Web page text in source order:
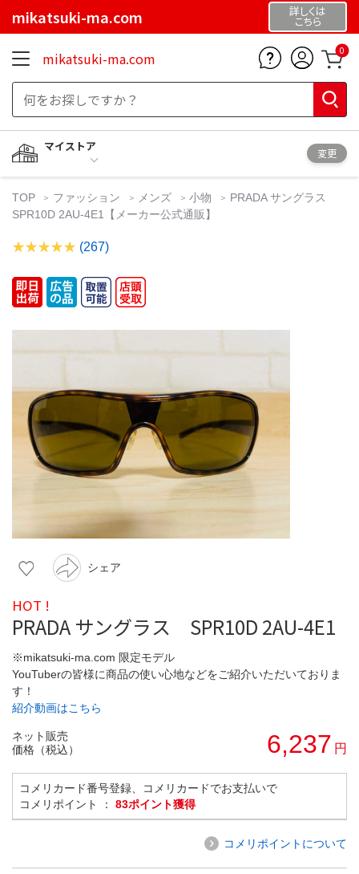
mikatsuki-ma.com 詳しくは
こちら
mikatsuki-ma.com 0
マイストア
変更
TOP ファッション メンズ 小物
PRADA サングラス
SPR10D 2AU-4E1【メーカー公式通販】
(267)
シェア
HOT !
PRADA サングラス SPR10D 2AU-4E1
※mikatsuki-ma.com 限定モデル
YouTuberの皆様に商品の使い心地などをご紹介いただいておりま
す！
紹介動画はこちら
ネット販売
価格（税込）
6,237 円
コメリカード番号登録、コメリカードでお支払いで
コメリポイント ： 83ポイント獲得
コメリポイントについて